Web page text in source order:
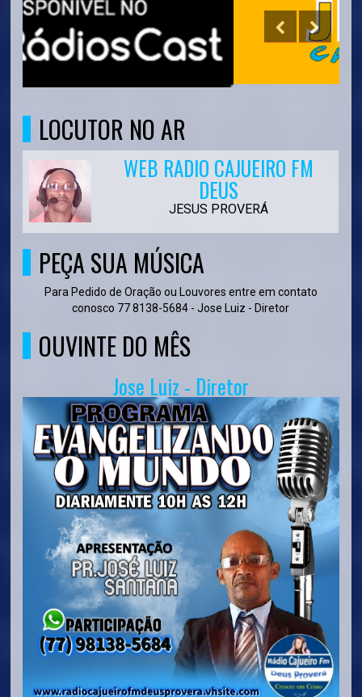
LOCUTOR NO AR
WEB RADIO CAJUEIRO FM
DEUS
JESUS PROVERÁ
PEÇA SUA MÚSICA
Para Pedido de Oração ou Louvores entre em contato
conosco 77 8138-5684 - Jose Luiz - Diretor
OUVINTE DO MÊS
Jose Luiz - Diretor